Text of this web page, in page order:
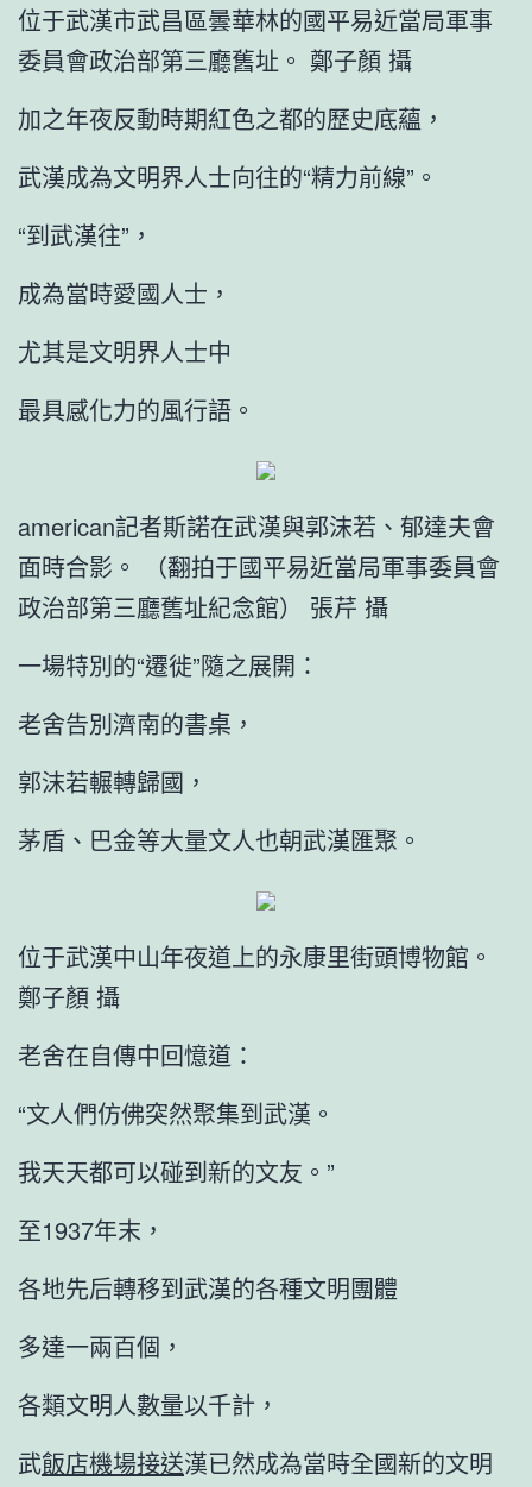
位于武漢市武昌區曇華林的國平易近當局軍事
委員會政治部第三廳舊址。 鄭子顏 攝
加之年夜反動時期紅色之都的歷史底蘊，
武漢成為文明界人士向往的“精力前線”。
“到武漢往”，
成為當時愛國人士，
尤其是文明界人士中
最具感化力的風行語。
american記者斯諾在武漢與郭沫若、郁達夫會
面時合影。 （翻拍于國平易近當局軍事委員會
政治部第三廳舊址紀念館） 張芹 攝
一場特別的“遷徙”隨之展開：
老舍告別濟南的書桌，
郭沫若輾轉歸國，
茅盾、巴金等大量文人也朝武漢匯聚。
位于武漢中山年夜道上的永康里街頭博物館。
鄭子顏 攝
老舍在自傳中回憶道：
“文人們仿佛突然聚集到武漢。
我天天都可以碰到新的文友。”
至1937年末，
各地先后轉移到武漢的各種文明團體
多達一兩百個，
各類文明人數量以千計，
武飯店機場接送漢已然成為當時全國新的文明